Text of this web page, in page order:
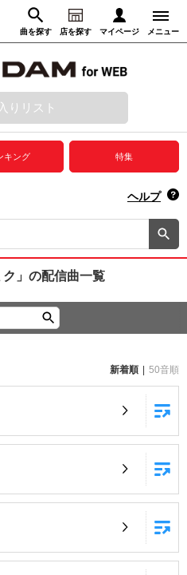
曲を探す 店を探す マイページ メニュー
録音からさがす
イン
ランキングなど
ケ歌い放題！
りリスト
キング 特集
ヘルプ
」 の配信曲一覧
新着順
50音順